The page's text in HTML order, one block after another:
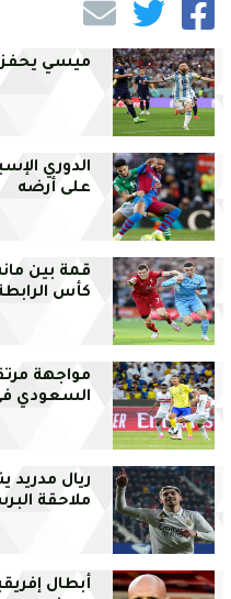
ميسي يحفز
الدوري
على أرضه
قمة بين
كأس
مواجهة
السعودي في
ريال
ملاحقة
أبطال